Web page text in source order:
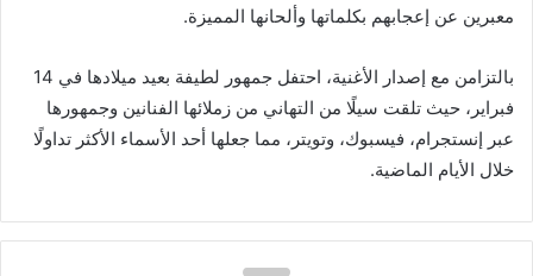
معبرين عن إعجابهم بكلماتها وألحانها المميزة.
بالتزامن مع إصدار الأغنية، احتفل جمهور لطيفة بعيد ميلادها في 14
فبراير، حيث تلقت سيلًا من التهاني من زملائها الفنانين وجمهورها
عبر إنستجرام، فيسبوك، وتويتر، مما جعلها أحد الأسماء الأكثر تداولًا
خلال الأيام الماضية.